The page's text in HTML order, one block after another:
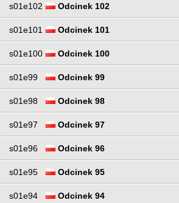
s01e102 Odcinek 102
s01e101 Odcinek 101
s01e100 Odcinek 100
s01e99 Odcinek 99
s01e98 Odcinek 98
s01e97 Odcinek 97
s01e96 Odcinek 96
s01e95 Odcinek 95
s01e94 Odcinek 94